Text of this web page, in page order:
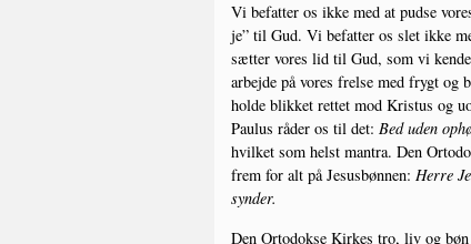
Vi befat­ter os ikke med at pud­se
je” til Gud. Vi befat­ter os slet ikke
sæt­ter vores lid til Gud, som vi
arbej­de på vores frel­se med frygt og
hol­de blik­ket ret­tet mod Kristus og
Paulus råder os til det: Bed uden
hvil­ket som helst man­tra. Den
frem for alt på Jesus­bøn­nen: Her­re
synder.
Den Orto­dok­se Kir­kes tro, liv og